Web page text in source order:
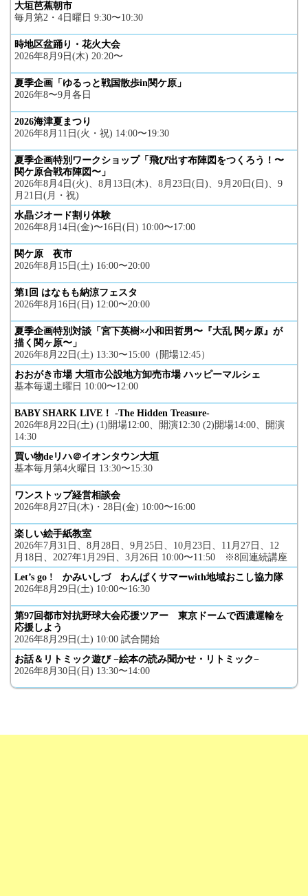
大垣芭蕉朝市
毎月第2・4日曜日 9:30〜10:30
時地区盆踊り・花火大会
2026年8月9日(木) 20:20〜
夏季企画「ゆるっと戦国散歩in関ケ原」
2026年8〜9月各日
2026海津夏まつり
2026年8月11日(火・祝) 14:00〜19:30
夏季企画特別ワークショップ「飛び出す布陣図をつくろう！〜
関ケ原合戦布陣図〜」
2026年8月4日(火)、8月13日(木)、8月23日(日)、9月20日(日)、9
月21日(月・祝)
水晶ジオード割り体験
2026年8月14日(金)〜16日(日) 10:00〜17:00
関ケ原 夜市
2026年8月15日(土) 16:00〜20:00
第1回 はなもも納涼フェスタ
2026年8月16日(日) 12:00〜20:00
夏季企画特別対談「宮下英樹×小和田哲男〜『大乱 関ヶ原』が
描く関ヶ原〜」
2026年8月22日(土) 13:30〜15:00（開場12:45）
おおがき市場 大垣市公設地方卸売市場 ハッピーマルシェ
基本毎週土曜日 10:00〜12:00
BABY SHARK LIVE！ -The Hidden Treasure-
2026年8月22日(土) (1)開場12:00、開演12:30 (2)開場14:00、開演
14:30
買い物deリハ＠イオンタウン大垣
基本毎月第4火曜日 13:30〜15:30
ワンストップ経営相談会
2026年8月27日(木)・28日(金) 10:00〜16:00
楽しい絵手紙教室
2026年7月31日、8月28日、9月25日、10月23日、11月27日、12
月18日、2027年1月29日、3月26日 10:00〜11:50 ※8回連続講座
Let’s go ! かみいしづ わんぱくサマーwith地域おこし協力隊
2026年8月29日(土) 10:00〜16:30
第97回都市対抗野球大会応援ツアー 東京ドームで西濃運輸を
応援しよう
2026年8月29日(土) 10:00 試合開始
お話＆リトミック遊び −絵本の読み聞かせ・リトミック−
2026年8月30日(日) 13:30〜14:00